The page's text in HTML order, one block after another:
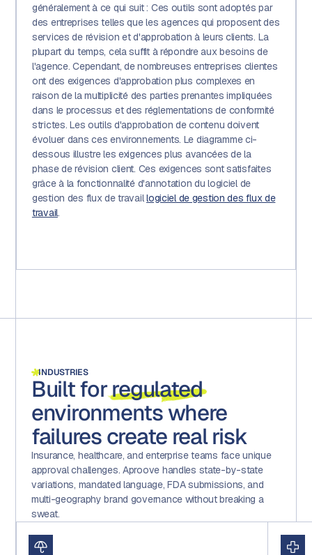
généralement à ce qui suit : Ces outils sont adoptés par
des entreprises telles que les agences qui proposent des
services de révision et d'approbation à leurs clients. La
plupart du temps, cela suffit à répondre aux besoins de
l'agence. Cependant, de nombreuses entreprises clientes
ont des exigences d'approbation plus complexes en
raison de la multiplicité des parties prenantes impliquées
dans le processus et des réglementations de conformité
strictes. Les outils d'approbation de contenu doivent
évoluer dans ces environnements. Le diagramme ci-
dessous illustre les exigences plus avancées de la
phase de révision client. Ces exigences sont satisfaites
grâce à la fonctionnalité d'annotation du logiciel de
gestion des flux de travaillogiciel de gestion des flux de
travail.
INDUSTRIES
Built forregulated
environments where
failures create real risk
Insurance, healthcare, and enterprise teams face unique
approval challenges. Aproove handles state-by-state
variations, mandated language, FDA submissions, and
multi-geography brand governance without breaking a
sweat.